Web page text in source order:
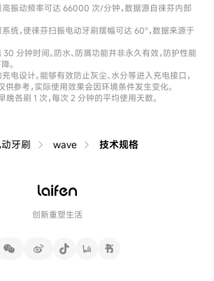
振动频率可达 66000 次/分钟，数据源自徕芬内部
统，使徕芬扫振电动牙刷摆幅可达 60°，数据来源于
分钟时间。防水、防溅功能并非永久有效，防护性能
。
电设计。能够有效防止灰尘、水分等进入充电接口，
供参考，实际使用效果会因环境条件发生变化。
晚各刷 1 次，每次 2 分钟的平均使用天数。
牙刷 wave 技术规格
创新重塑生活